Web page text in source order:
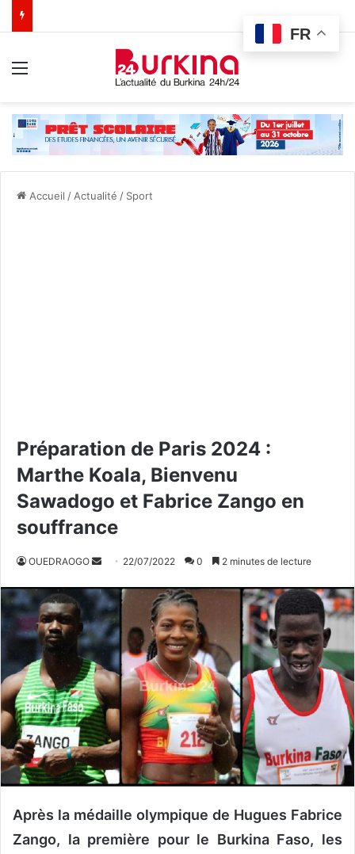
Accueil / Actualité / Sport
Préparation de Paris 2024 :
Marthe Koala, Bienvenu
Sawadogo et Fabrice Zango en
souffrance
OUEDRAOGO
v
o
y
r
u
n
c
o
u
r
r
e
22/07/2022 0 2 minutes de lecture
Après la médaille olympique de Hugues Fabrice
Zango, la première pour le Burkina Faso, les
FR